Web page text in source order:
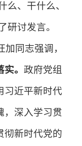
么、干什么、
研讨发言。
同志强调，
。 政府党组
习近平新时代
，深入学习贯
彻新时代党的